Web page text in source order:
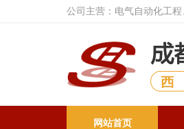
公司主营：电气自动化工
网站首页